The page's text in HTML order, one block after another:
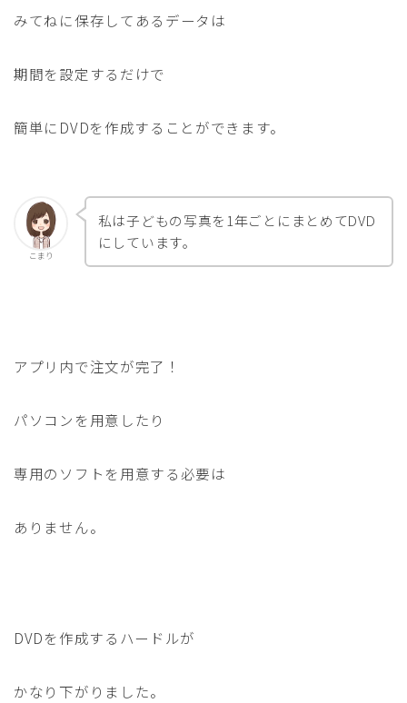
みてねに保存してあるデータは
期間を設定するだけで
簡単にDVDを作成することができます。
こまり
私は子どもの写真を1年ごとにまとめてDVD
にしています。
アプリ内で注文が完了！
パソコンを用意したり
専用のソフトを用意する必要は
ありません。
DVDを作成するハードルが
かなり下がりました。